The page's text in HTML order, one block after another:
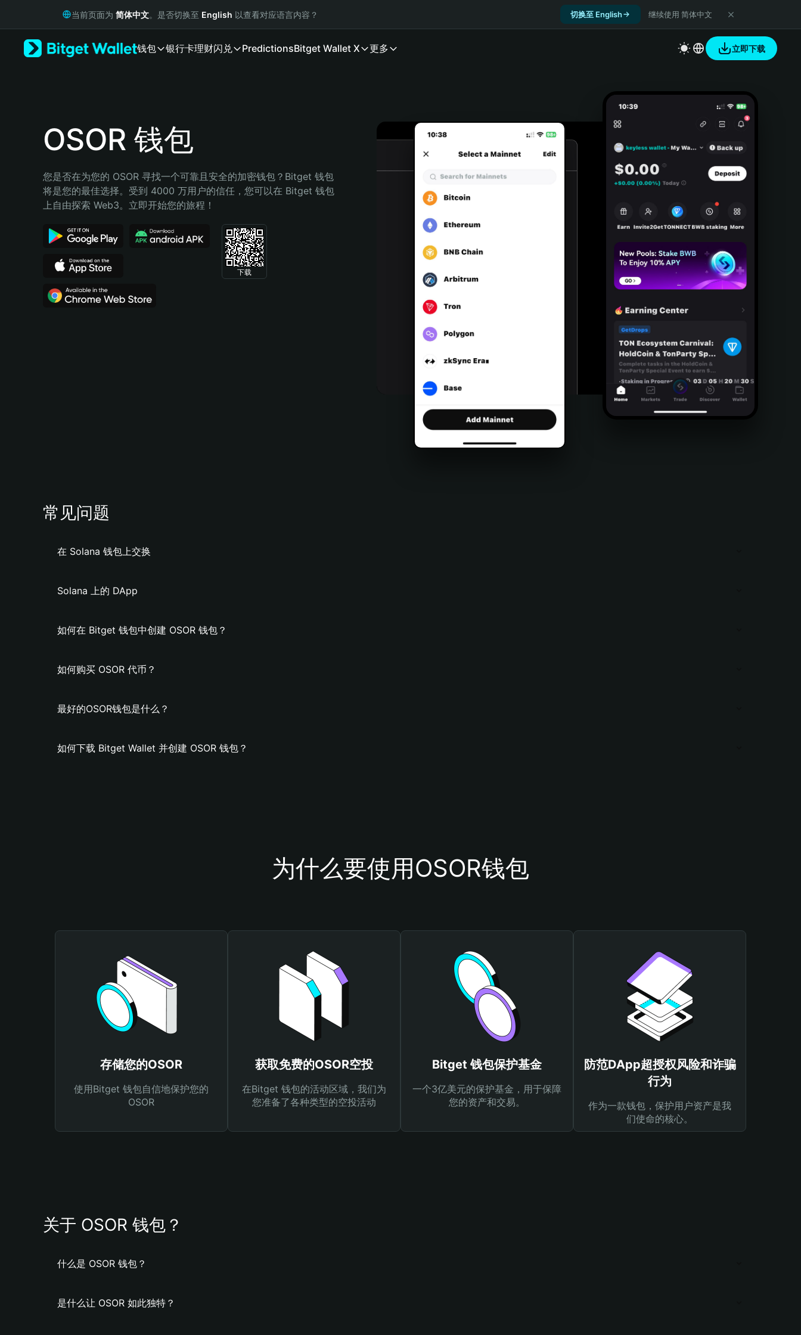
Русский
Bahasa Indonesia
Español (Argentina)
当前页面为 简体中文。是否切换至 English 以查看对应语言内容？ 切换至 English 继续使用 简体中文
钱包 银行卡理财闪兑 PredictionsBitget Wallet X 更多 立即下载
OSOR 钱包
您是否在为您的 OSOR 寻找一个可靠且安全的加密钱包？Bitget 钱包
将是您的最佳选择。受到 4000 万用户的信任，您可以在 Bitget 钱包
上自由探索 Web3。立即开始您的旅程！
下载
常见问题
在 Solana 钱包上交换
Solana 上的 DApp
如何在 Bitget 钱包中创建 OSOR 钱包？
如何购买 OSOR 代币？
最好的OSOR钱包是什么？
如何下载 Bitget Wallet 并创建 OSOR 钱包？
为什么要使用OSOR钱包
存储您的OSOR
使用Bitget 钱包自信地保护您的
OSOR
获取免费的OSOR空投
在Bitget 钱包的活动区域，我们为
您准备了各种类型的空投活动
Bitget 钱包保护基金
一个3亿美元的保护基金，用于保障
您的资产和交易。
防范DApp超授权风险和诈骗
行为
作为一款钱包，保护用户资产是我
们使命的核心。
关于 OSOR 钱包？
什么是 OSOR 钱包？
是什么让 OSOR 如此独特？